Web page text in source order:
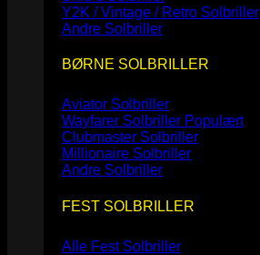
Y2K / Vintage / Retro Solbriller
Andre Solbriller
BØRNE SOLBRILLER
Aviator Solbriller
Wayfarer Solbriller
Clubmaster Solbriller
Millionaire Solbriller
Andre Solbriller
FEST SOLBRILLER
Alle Fest Solbriller